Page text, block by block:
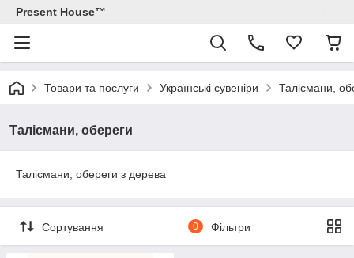
Present House™
Товари та послуги Українські сувеніри Талісмани,
Талісмани, обереги
Талісмани, обереги з дерева
Сортування 0 Фільтри